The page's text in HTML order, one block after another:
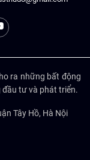
ra những bất động
tư và phát triển.
Tây Hồ, Hà Nội